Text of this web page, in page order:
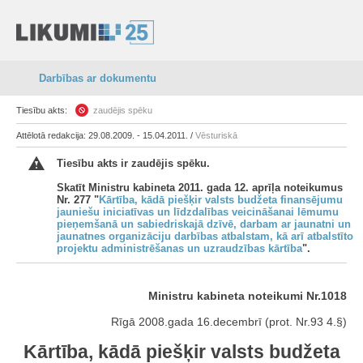
Darbības ar dokumentu
Tiesību akts: zaudējis spēku
Attēlotā redakcija: 29.08.2009. - 15.04.2011. / Vēsturiskā
Tiesību akts ir zaudējis spēku.
Skatīt Ministru kabineta 2011. gada 12. aprīļa noteikumus
Nr. 277 "Kārtība, kādā piešķir valsts budžeta finansējumu
jauniešu iniciatīvas un līdzdalības veicināšanai lēmumu
pieņemšanā un sabiedriskajā dzīvē, darbam ar jaunatni un
jaunatnes organizāciju darbības atbalstam, kā arī atbalstīto
projektu administrēšanas un uzraudzības kārtība".
Ministru kabineta noteikumi Nr.1018
Rīgā 2008.gada 16.decembrī (prot. Nr.93 4.§)
Kārtība, kādā piešķir valsts budžeta